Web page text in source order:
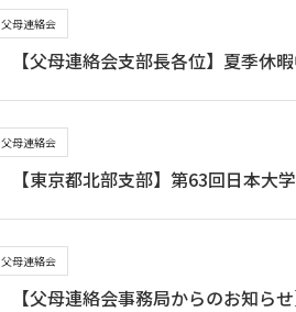
父母連絡会
【父母連絡会支部長各位】夏季休
父母連絡会
【東京都北部支部】第63回日本大
父母連絡会
【父母連絡会事務局からのお知ら